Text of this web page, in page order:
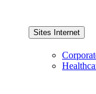
Sites Internet